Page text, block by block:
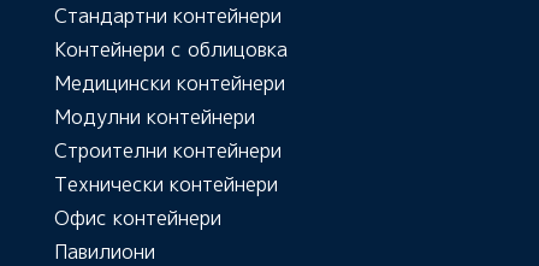
Стандартни контейнери
Контейнери с облицовка
Медицински контейнери
Модулни контейнери
Строителни контейнери
Технически контейнери
Офис контейнери
Павилиони